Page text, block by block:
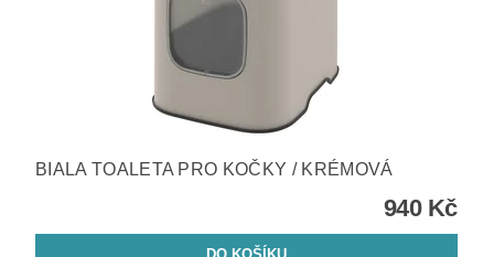
BIALA TOALETA PRO KOČKY / KRÉMOVÁ
940 Kč